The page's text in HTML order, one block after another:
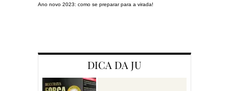
Ano novo 2023: como se preparar para a virada!
DICA DA JU